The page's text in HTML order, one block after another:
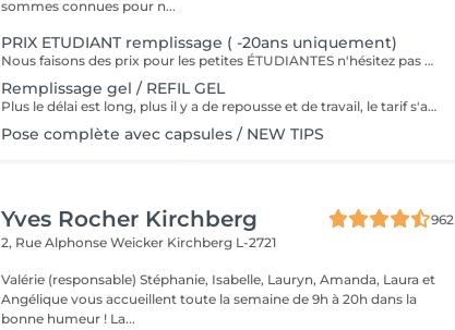
sommes connues pour n...
PRIX ETUDIANT remplissage ( -20ans uniquement)
Nous faisons des prix pour les petites ÉTUDIANTES n'hésitez pas a passer
Remplissage gel / REFIL GEL
Plus le délai est long, plus il y a de repousse et de travail, le tarif s'adapte donc au temps écoulé depuis votre dernier rendez-vous. Merci de choisir le remplissage adapté
Pose complète avec capsules / NEW TIPS
Yves Rocher Kirchberg
962
2, Rue Alphonse Weicker Kirchberg L-2721
Valérie (responsable) Stéphanie, Isabelle, Lauryn, Amanda, Laura et
Angélique vous accueillent toute la semaine de 9h à 20h dans la
bonne humeur ! La...